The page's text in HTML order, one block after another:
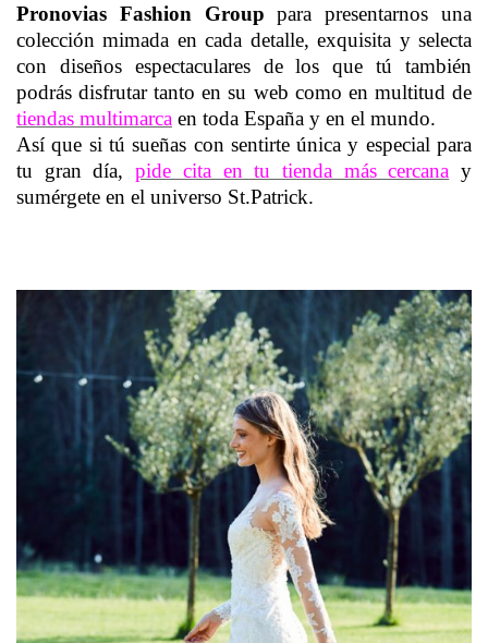
Pronovias Fashion Group para presentarnos una
colección mimada en cada detalle, exquisita y selecta
con diseños espectaculares de los que tú también
podrás disfrutar tanto en su web como en multitud de
tiendas multimarca en toda España y en el mundo.
Así que si tú sueñas con sentirte única y especial para
tu gran día,pide cita en tu tienda más cercana y
sumérgete en el universo St.Patrick.